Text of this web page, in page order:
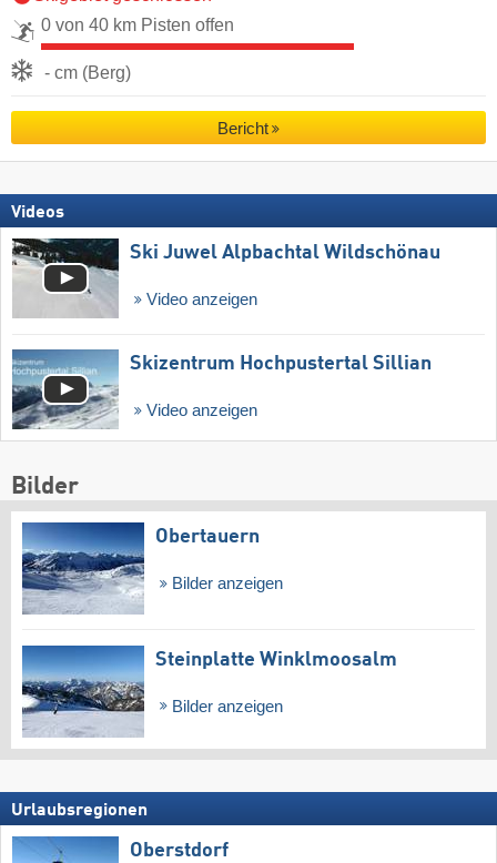
0 von 40 km Pisten offen
- cm (Berg)
Bericht
Videos
Ski Juwel Alpbachtal Wildschönau
Video anzeigen
Skizentrum Hochpustertal Sillian
Video anzeigen
Bilder
Obertauern
Bilder anzeigen
Steinplatte Winklmoosalm
Bilder anzeigen
Urlaubsregionen
Oberstdorf